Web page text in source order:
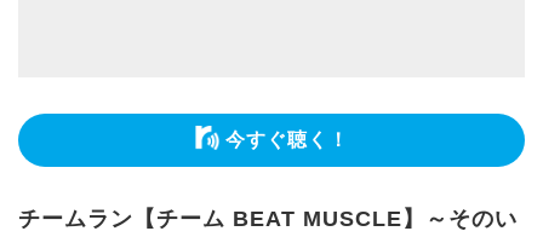
今すぐ聴く！
チームラン【チーム BEAT MUSCLE】～そのい